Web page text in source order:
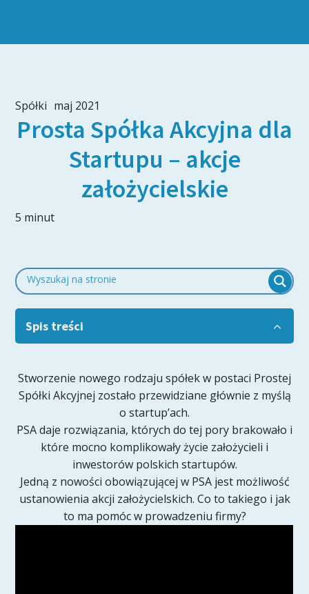
Spółki maj 2021
Prosta Spółka Akcyjna dla
Startupu – akcje
założycielskie
5 minut
Spis treści
Stworzenie nowego rodzaju spółek w postaci Prostej
Spółki Akcyjnej zostało przewidziane głównie z myślą
o startup’ach.
PSA daje rozwiązania, których do tej pory brakowało i
które mocno komplikowały życie założycieli i
inwestorów polskich startupów.
Jedną z nowości obowiązującej w PSA jest możliwość
ustanowienia akcji założycielskich. Co to takiego i jak
to ma pomóc w prowadzeniu firmy?